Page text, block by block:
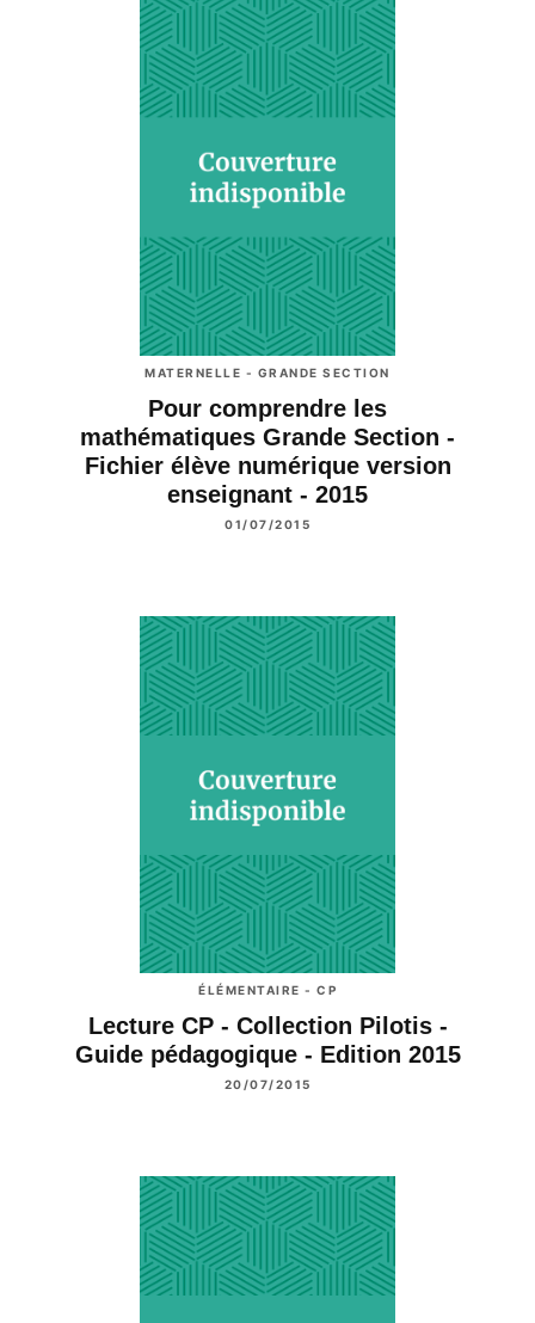
MATERNELLE - GRANDE SECTION
Pour comprendre les
mathématiques Grande Section -
Fichier élève numérique version
enseignant - 2015
01/07/2015
ÉLÉMENTAIRE - CP
Lecture CP - Collection Pilotis -
Guide pédagogique - Edition 2015
20/07/2015